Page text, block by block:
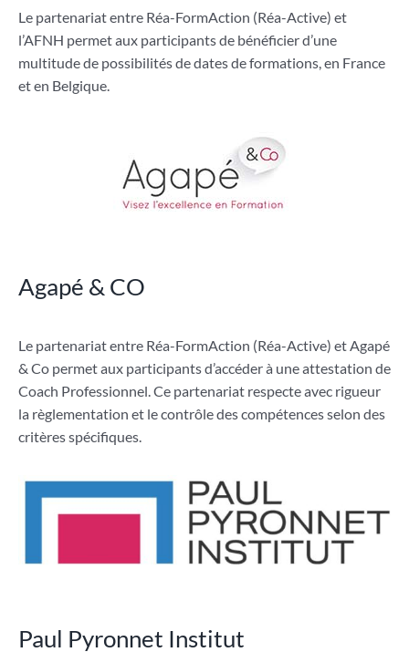
Le partenariat entre Réa-FormAction (Réa-Active) et
l’AFNH permet aux participants de bénéficier d’une
multitude de possibilités de dates de formations, en France
et en Belgique.
Agapé & CO
Le partenariat entre Réa-FormAction (Réa-Active) et Agapé
& Co permet aux participants d’accéder à une attestation de
Coach Professionnel. Ce partenariat respecte avec rigueur
la règlementation et le contrôle des compétences selon des
critères spécifiques.
Paul Pyronnet Institut